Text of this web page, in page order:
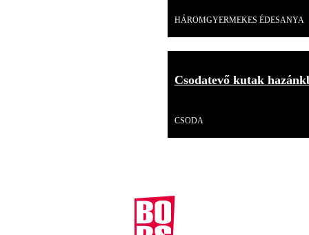
HÁROMGYERMEKES ÉDESANYA
Csodatevő kutak
CSODA